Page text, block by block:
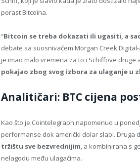
porast Bitcoina.
“Bitcoin se treba dokazati ili ugasiti, a
debate sa suosnivačem Morgan Creek
je imao malo vremena za to i Schiffove
pokajao zbog svog izbora za ulaganje u
Analitičari: BTC cijena
Kao što je Cointelegraph napomenuo u
performanse dok američki dolar slabi. Druga
tržištu sve bezvrednijim, a kombinirana s
nelagodu među ulagačima.